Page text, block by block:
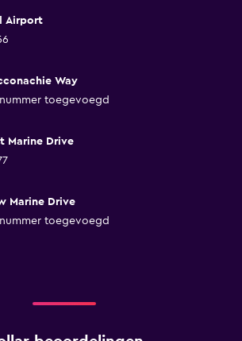
Airport
Way
toegevoegd
Marine Drive
Marine Drive
toegevoegd